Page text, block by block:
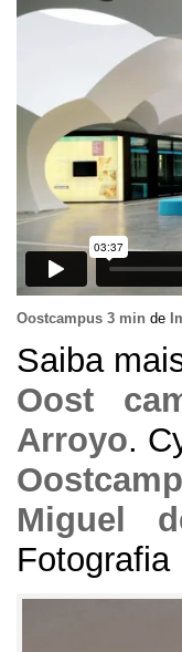
Oostcampus 3 min de
Saiba
Oost
Arroyo.
Miguel
Fotografia